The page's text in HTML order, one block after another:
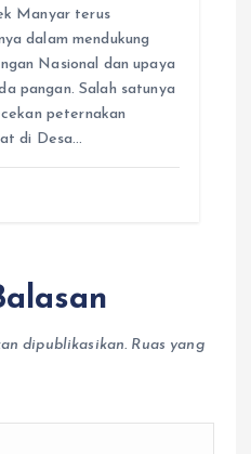
Manyar terus
dalam mendukung
Nasional dan upaya
pangan. Salah satunya
peternakan
di Desa…
dipublikasikan. Ruas yang